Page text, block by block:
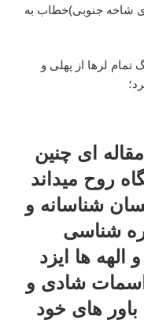
شاخه جنوبی)خطاب به
لرها از پهلی و
سال 1886 در مقاله ای چنین
روح میداند
شناسانه و
شناسی
ها ایزد
شادی و
باور های خود